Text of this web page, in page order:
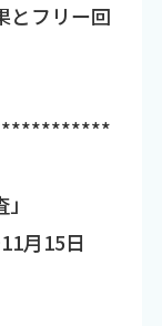
とフリー回
月15日